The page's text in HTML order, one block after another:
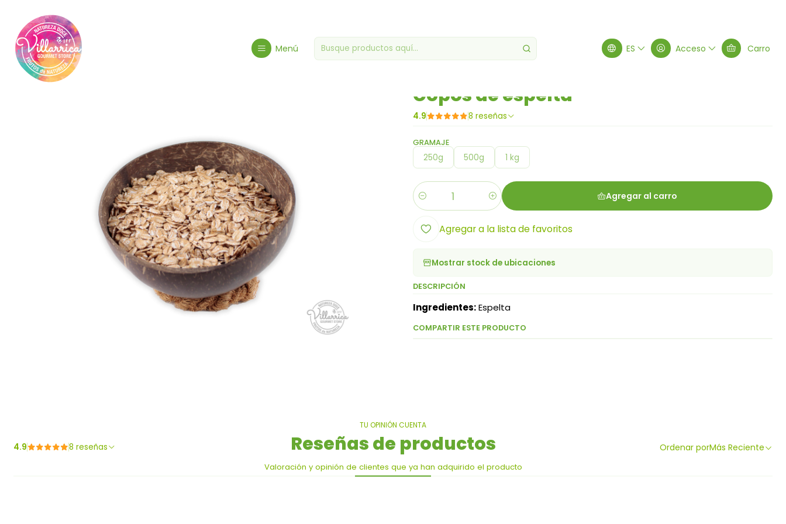
Menú ES Acceso Carro
Copos de espelta
4.9 8 reseñas
GRAMAJE
250g 500g 1 kg
Cantidad Agregar al carro
Agregar a la lista de favoritos
Mostrar stock de ubicaciones
DESCRIPCIÓN
Ingredientes:Espelta
COMPARTIR ESTE PRODUCTO
TU OPINIÓN CUENTA
Reseñas de productos
Valoración y opinión de clientes que ya han adquirido el producto
4.9 8 reseñas Ordenar porMás Reciente